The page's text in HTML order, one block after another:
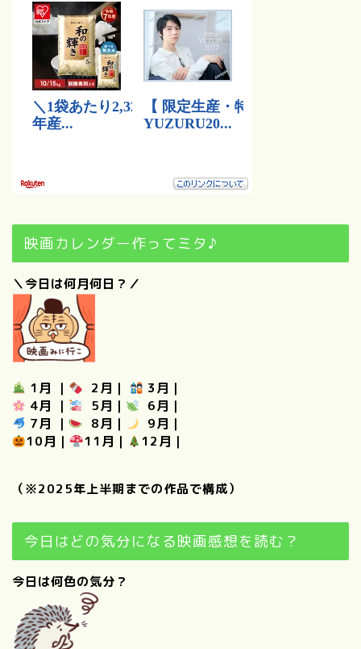
映画カレンダー作ってミタ♪
＼今日は何月何日？／
1月 ｜ 2月 ｜ 3月 ｜
4月
｜ 5月 ｜ 6月 ｜
7月
｜ 8月 ｜ 9月 ｜
10月 ｜ 11月 ｜ 12月 ｜
（※2025年上半期までの作品で構成）
今日はどの気分になる映画感想を読む？
今日は何色の気分？